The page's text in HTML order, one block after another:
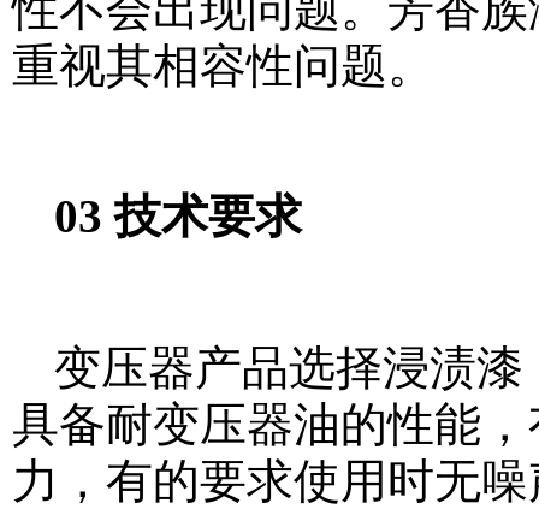
重视其相容性问题。
03 技术要求
变压器产品选择浸渍
具备耐变压器油的性能
力，有的要求使用时无